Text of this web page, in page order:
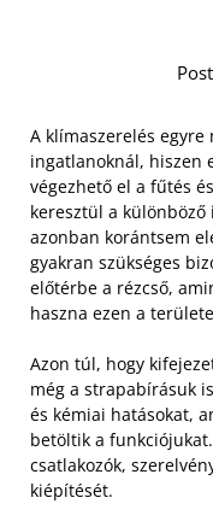
A klímaszerelés
ingatlanoknál, hiszen
végezhető el a fűtés
keresztül a különböző
azonban korántsem
gyakran szükséges
előtérbe a rézcső,
haszna ezen a
Azon túl, hogy
még a strapabírásuk
és kémiai hatásokat,
betöltik a
csatlakozók,
kiépítését.